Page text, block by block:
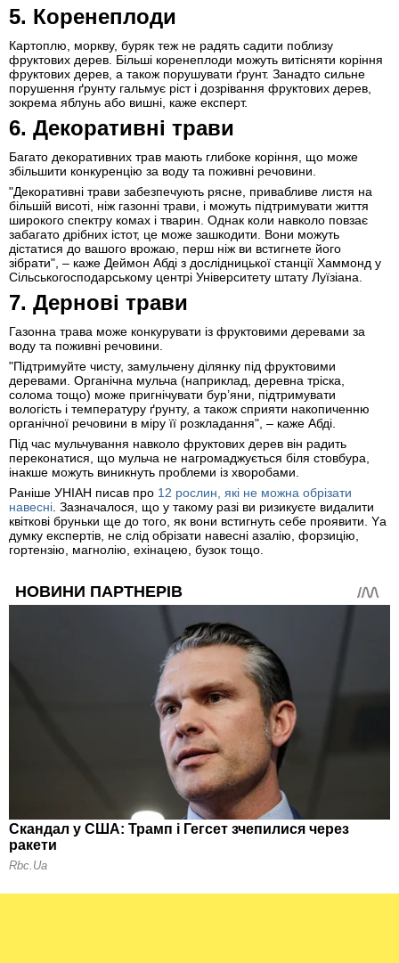
5. Коренеплоди
Картоплю, моркву, буряк теж не радять садити поблизу
фруктових дерев. Більші коренеплоди можуть витісняти коріння
фруктових дерев, а також порушувати ґрунт. Занадто сильне
порушення ґрунту гальмує ріст і дозрівання фруктових дерев,
зокрема яблунь або вишні, каже експерт.
6. Декоративні трави
Багато декоративних трав мають глибоке коріння, що може
збільшити конкуренцію за воду та поживні речовини.
"Декоративні трави забезпечують рясне, привабливе листя на
більшій висоті, ніж газонні трави, і можуть підтримувати життя
широкого спектру комах і тварин. Однак коли навколо повзає
забагато дрібних істот, це може зашкодити. Вони можуть
дістатися до вашого врожаю, перш ніж ви встигнете його
зібрати", – каже Деймон Абді з дослідницької станції Хаммонд у
Сільськогосподарському центрі Університету штату Луїзіана.
7. Дернові трави
Газонна трава може конкурувати із фруктовими деревами за
воду та поживні речовини.
"Підтримуйте чисту, замульчену ділянку під фруктовими
деревами. Органічна мульча (наприклад, деревна тріска,
солома тощо) може пригнічувати бур’яни, підтримувати
вологість і температуру ґрунту, а також сприяти накопиченню
органічної речовини в міру її розкладання", – каже Абді.
Під час мульчування навколо фруктових дерев він радить
переконатися, що мульча не нагромаджується біля стовбура,
інакше можуть виникнуть проблеми із хворобами.
Раніше УНІАН писав про 12 рослин, які не можна обрізати
навесні . Зазначалося, що у такому разі ви ризикуєте видалити
квіткові бруньки ще до того, як вони встигнуть себе проявити. Yа
думку експертів, не слід обрізати навесні азалію, форзицію,
гортензію, магнолію, ехінацею, бузок тощо.